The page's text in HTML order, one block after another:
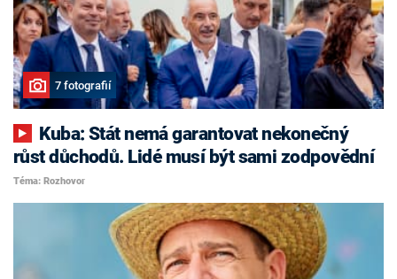
7 fotografií
růst důchodů. Lidé musí být sami zodpovědní
Téma: Rozhovor